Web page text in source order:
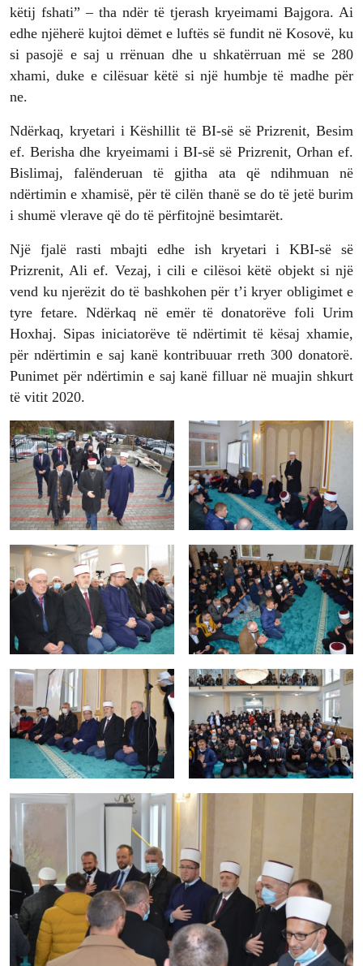
këtij fshati” – tha ndër të tjerash kryeimami Bajgora. Ai
edhe njëherë kujtoi dëmet e luftës së fundit në Kosovë, ku
si pasojë e saj u rrënuan dhe u shkatërruan më se 280
xhami, duke e cilësuar këtë si një humbje të madhe për
ne.
Ndërkaq, kryetari i Këshillit të BI-së së Prizrenit, Besim
ef. Berisha dhe kryeimami i BI-së së Prizrenit, Orhan ef.
Bislimaj, falënderuan të gjitha ata që ndihmuan në
ndërtimin e xhamisë, për të cilën thanë se do të jetë burim
i shumë vlerave që do të përfitojnë besimtarët.
Një fjalë rasti mbajti edhe ish kryetari i KBI-së së
Prizrenit, Ali ef. Vezaj, i cili e cilësoi këtë objekt si një
vend ku njerëzit do të bashkohen për t’i kryer obligimet e
tyre fetare. Ndërkaq në emër të donatorëve foli Urim
Hoxhaj. Sipas iniciatorëve të ndërtimit të kësaj xhamie,
për ndërtimin e saj kanë kontribuuar rreth 300 donatorë.
Punimet për ndërtimin e saj kanë filluar në muajin shkurt
të vitit 2020.